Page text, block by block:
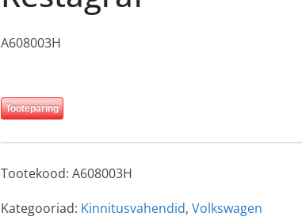
A608003H
Tootepäring
Tootekood: A608003H
Kategooriad: Kinnitusvahendid, Volkswagen